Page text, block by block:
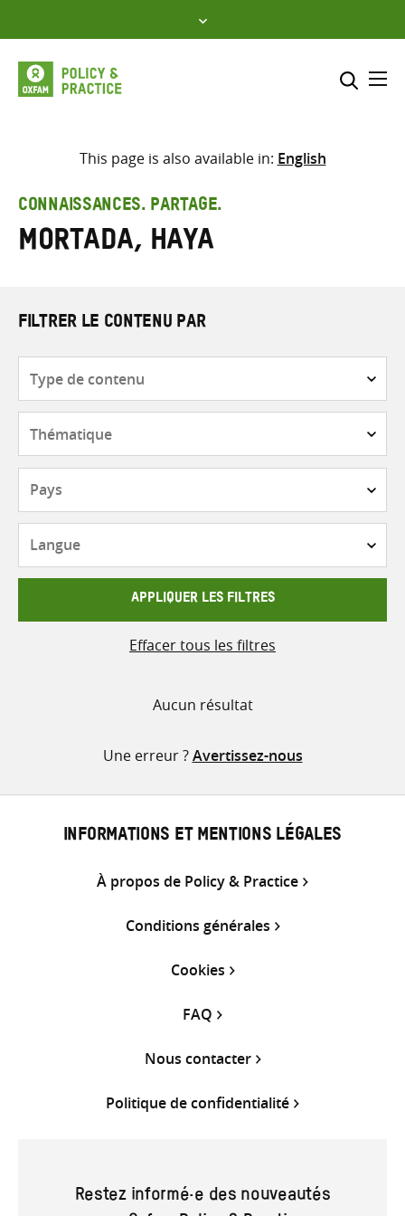
to
content
Sélectionner l’emplacement
Saisir
les
termes
This page is also available in: English
CONNAISSANCES. PARTAGE.
Mortada, Haya
FILTRER LE CONTENU PAR
contenu
APPLIQUER LES FILTRES
Effacer tous les filtres
Aucun résultat
Une erreur ?Avertissez-nous
INFORMATIONS ET MENTIONS LÉGALES
À propos de Policy & Practice
Conditions générales
Cookies
FAQ
Nous contacter
Politique de confidentialité
Restez informé·e des nouveautés